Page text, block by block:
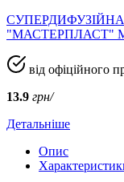
"МАСТЕРПЛАСТ"
від офіційного
13.9 грн/
Детальніше
Опис